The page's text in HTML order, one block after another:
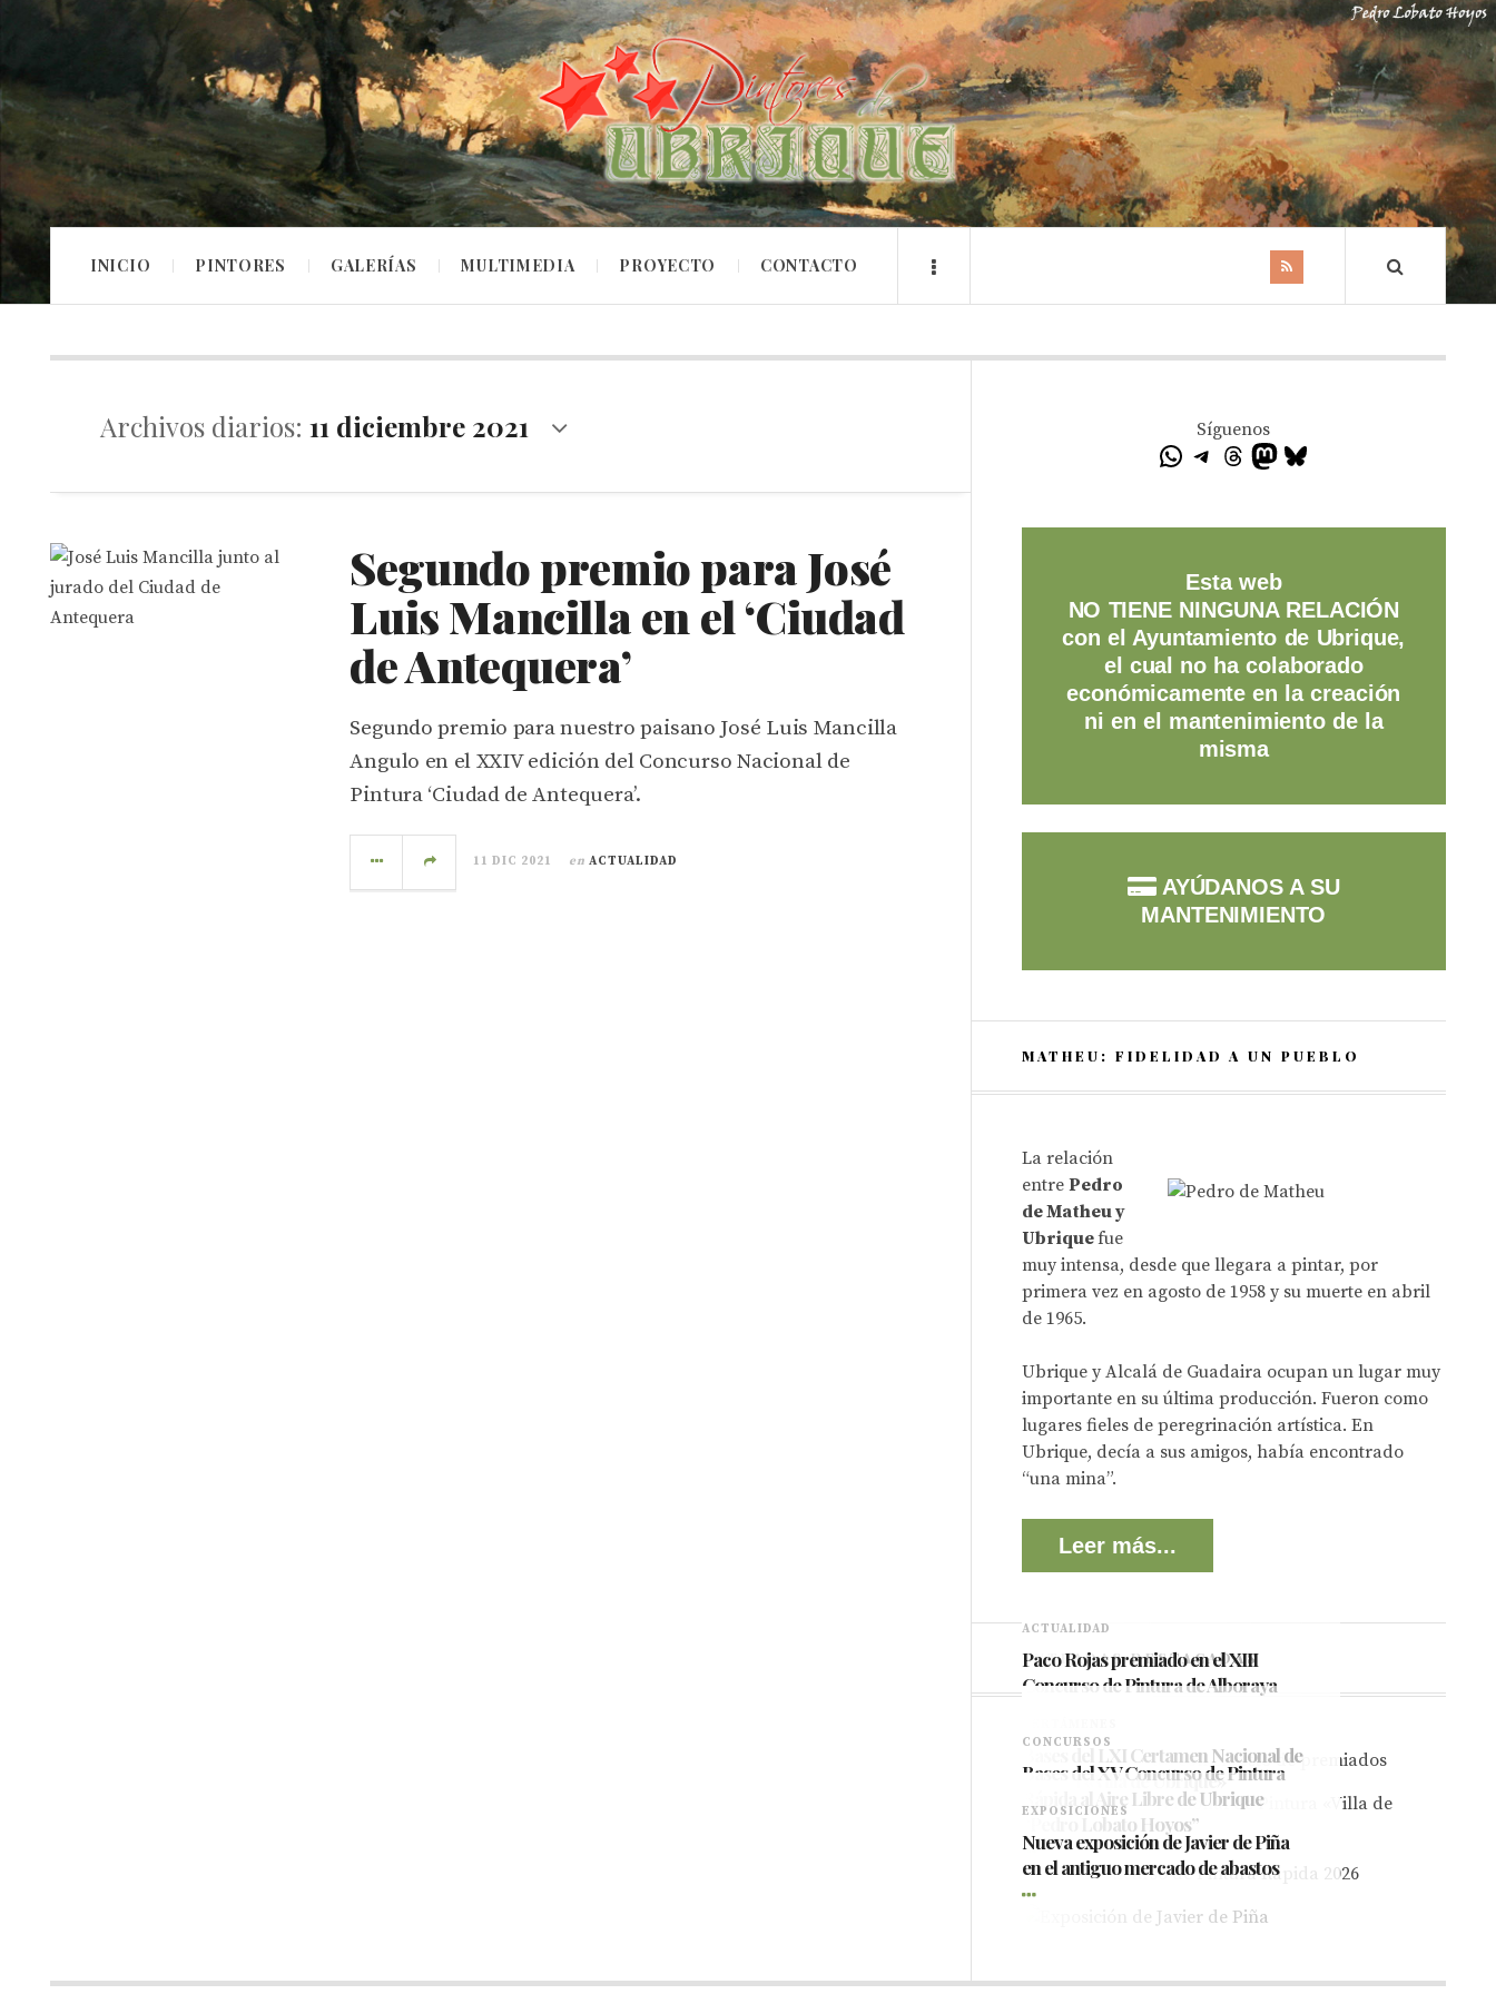
INICIO PINTORES GALERÍAS MULTIMEDIA PROYECTO CONTACTO
Archivos diarios: 11 diciembre 2021
Segundo premio para José
Luis Mancilla en el ‘Ciudad
de Antequera’
Segundo premio para nuestro paisano José Luis Mancilla
Angulo en el XXIV edición del Concurso Nacional de
Pintura ‘Ciudad de Antequera’.
11 DIC 2021 en ACTUALIDAD
Síguenos
Esta web
NO TIENE NINGUNA RELACIÓN
con el Ayuntamiento de Ubrique,
el cual no ha colaborado
económicamente en la creación
ni en el mantenimiento de la
misma
AYÚDANOS A SU
MANTENIMIENTO
MATHEU: FIDELIDAD A UN PUEBLO
La relación
entre Pedro
de Matheu y
Ubriquefue
muy intensa, desde que llegara a pintar, por
primera vez en agosto de 1958 y su muerte en abril
de 1965.
Ubrique y Alcalá de Guadaira ocupan un lugar muy
importante en su última producción. Fueron como
lugares fieles de peregrinación artística. En
Ubrique, decía a sus amigos, había encontrado
“una mina”.
Leer más...
ENTRADAS DESTACADAS
ACTUALIDAD
Paco Rojas premiado en el XIII
Concurso de Pintura de Alboraya
Bases del LXI Certamen Nacional de
Pintura «Villa de Ubrique»
CONCURSOS
Bases del XV Concurso de Pintura
Rápida al Aire Libre de Ubrique
“Pedro Lobato Hoyos”
EXPOSICIONES
Nueva exposición de Javier de Piña
en el antiguo mercado de abastos